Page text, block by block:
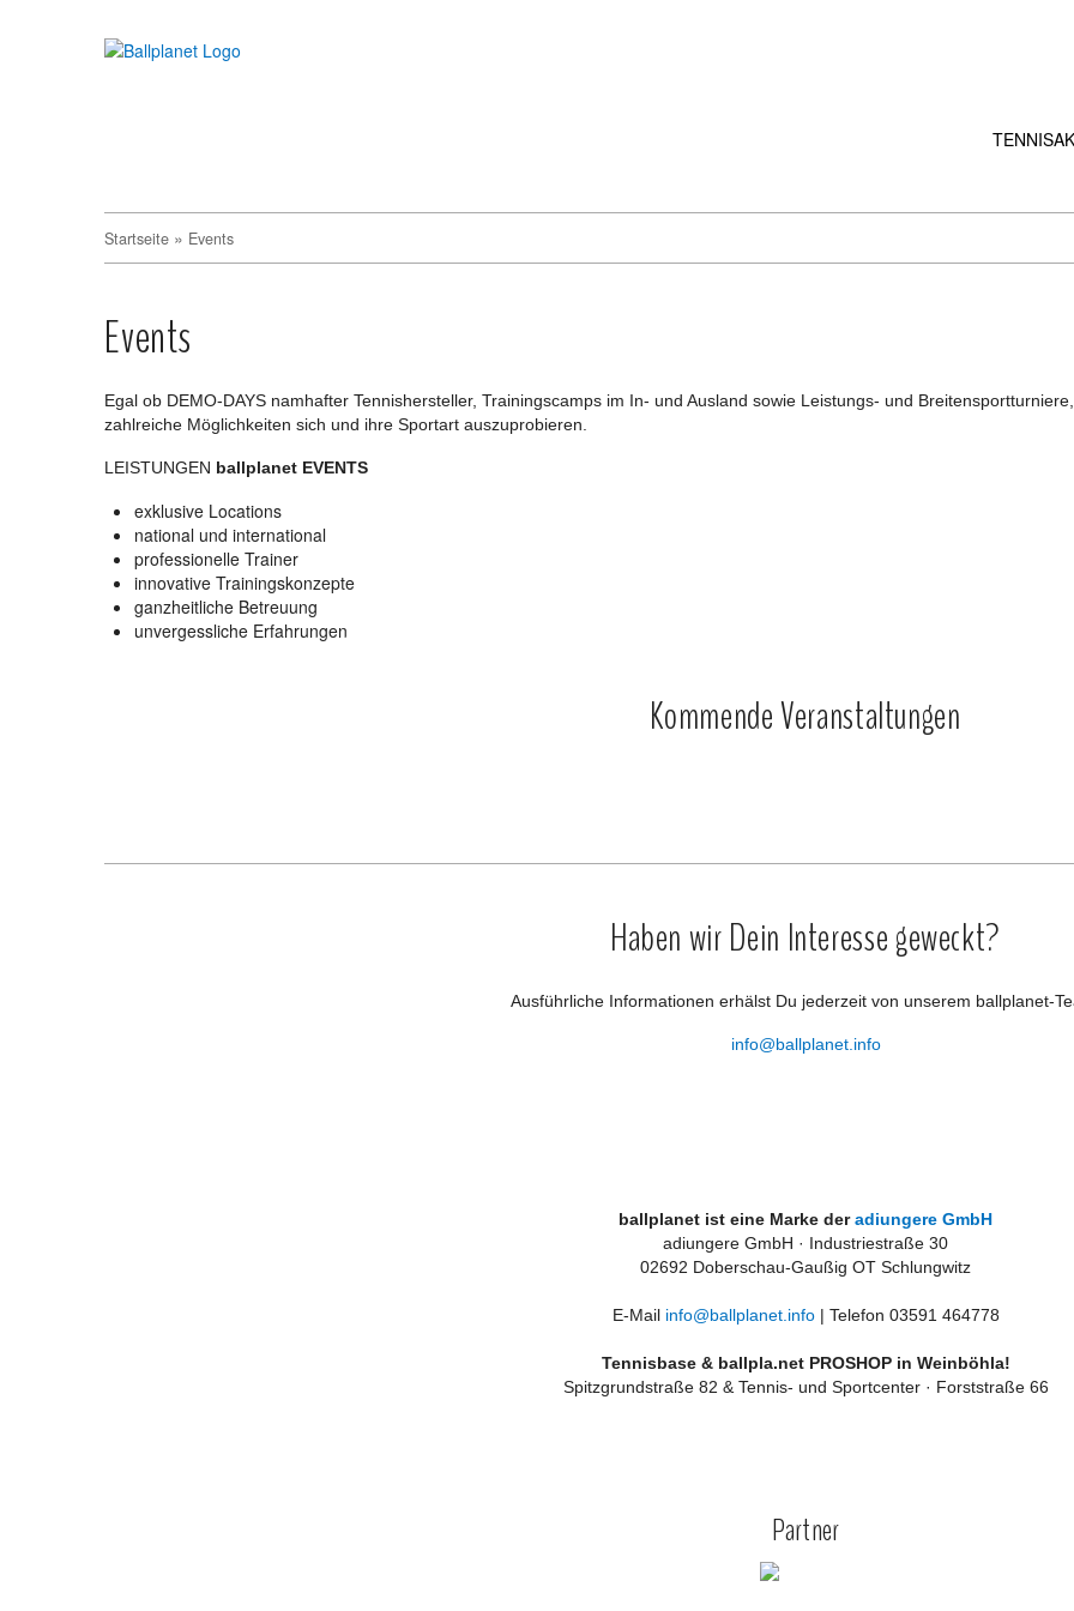
Startseite » Events
Events
Egal ob DEMO-DAYS namhafter Tennishersteller, Trainingscamps im In- und Ausland sowie Leistungs- und
zahlreiche Möglichkeiten sich und ihre Sportart auszuprobieren.
LEISTUNGEN ballplanet EVENTS
exklusive Locations
national und international
professionelle Trainer
innovative Trainingskonzepte
ganzheitliche Betreuung
unvergessliche Erfahrungen
Kommende Veranstaltungen
Haben wir Dein Interesse geweckt?
Ausführliche Informationen erhälst Du jederzeit von unserem ballplanet-
info@ballplanet.info
ballplanet ist eine Marke deradiungere GmbH
adiungere GmbH · Industriestraße 30
02692 Doberschau-Gaußig OT Schlungwitz
E-Mail info@ballplanet.info| Telefon 03591 464778
Tennisbase & ballpla.net PROSHOP in Weinböhla!
Spitzgrundstraße 82 & Tennis- und Sportcenter · Forststraße 66
Partner